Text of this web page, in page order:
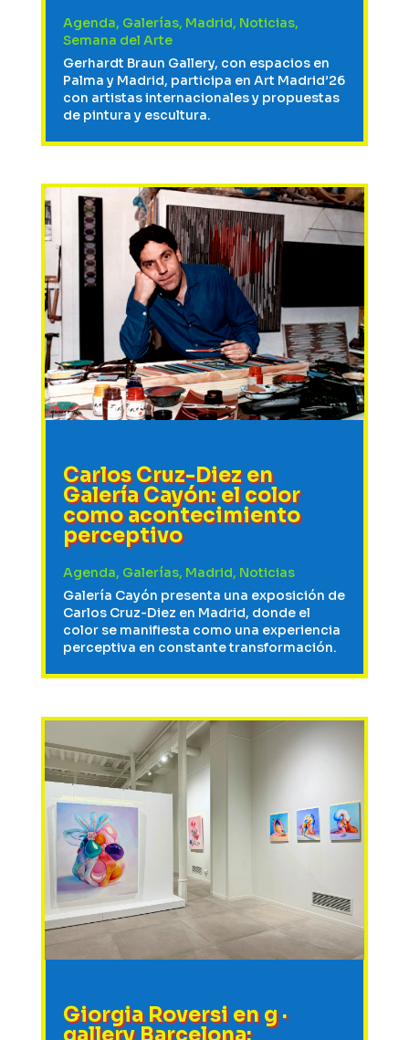
Agenda, Galerías, Madrid, Noticias,
Semana del Arte
Gerhardt Braun Gallery, con espacios en
Palma y Madrid, participa en Art Madrid’26
con artistas internacionales y propuestas
de pintura y escultura.
Carlos Cruz-Diez en
Galería Cayón: el color
como acontecimiento
perceptivo
Agenda, Galerías, Madrid, Noticias
Galería Cayón presenta una exposición de
Carlos Cruz-Diez en Madrid, donde el
color se manifiesta como una experiencia
perceptiva en constante transformación.
Giorgia Roversi en g ·